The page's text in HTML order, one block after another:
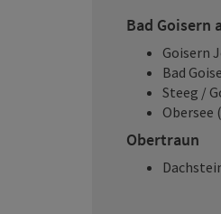
Bad Goisern
Goisern
Bad
Steeg /
Obertraun